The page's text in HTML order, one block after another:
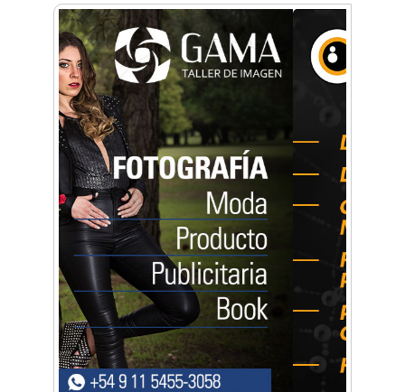
crecimiento personal
Arq. Horacio Alejandro Sánchez
Artística ApasionArte
Artística Catalina
Artística Veral
BAIC Ramos Mejía
Brisé Estudio de Danzas